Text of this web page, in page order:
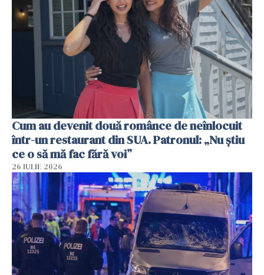
Cum au devenit două românce de neînlocuit
într-un restaurant din SUA. Patronul: „Nu știu
ce o să mă fac fără voi”
26 IULIE 2026